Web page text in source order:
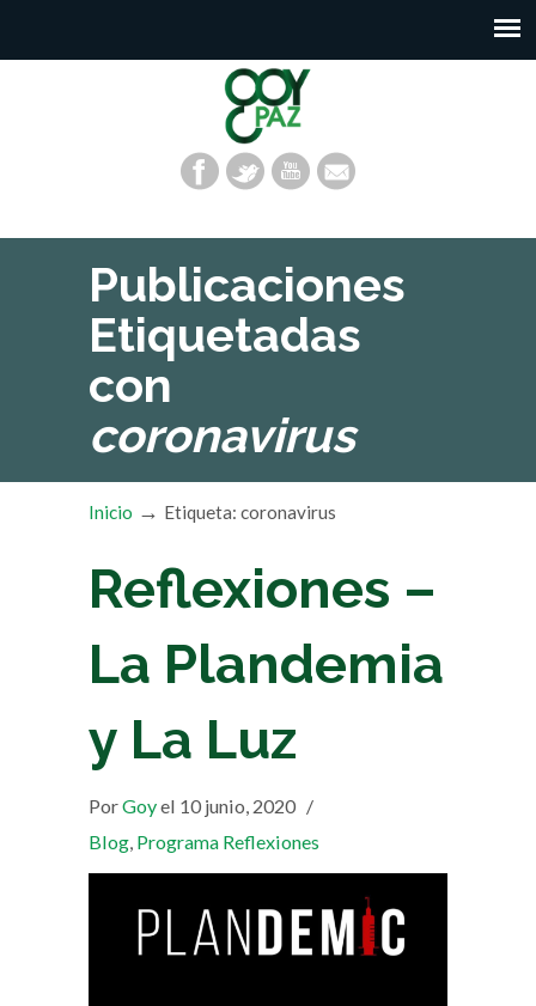
Publicaciones
Etiquetadas
con
coronavirus
Inicio → Etiqueta: coronavirus
Reflexiones –
La Plandemia
y La Luz
PorGoyel 10 junio, 2020 /
Blog, Programa Reflexiones